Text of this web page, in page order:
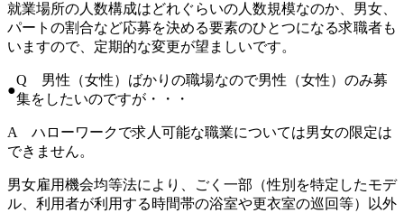
就業場所の人数構成はどれぐらいの人数規模なのか、男女、
パートの割合など応募を決める要素のひとつになる求職者も
いますので、定期的な変更が望ましいです。
Q 男性（女性）ばかりの職場なので男性（女性）のみ募
集をしたいのですが・・・
A ハローワークで求人可能な職業については男女の限定は
できません。
男女雇用機会均等法により、ごく一部（性別を特定したモデ
ル、利用者が利用する時間帯の浴室や更衣室の巡回等）以外